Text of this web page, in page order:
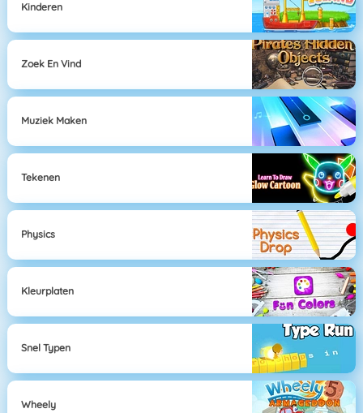
Kinderen
Zoek En Vind
Muziek Maken
Tekenen
Physics
Kleurplaten
Snel Typen
Wheely